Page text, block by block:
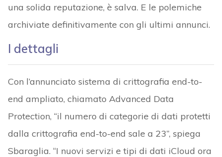
una solida reputazione, è salva. E le polemiche
archiviate definitivamente con gli ultimi annunci.
I dettagli
Con l’annunciato sistema di crittografia end-to-
end ampliato, chiamato Advanced Data
Protection, “il numero di categorie di dati protetti
dalla crittografia end-to-end sale a 23”, spiega
Sbaraglia. “I nuovi servizi e tipi di dati iCloud ora